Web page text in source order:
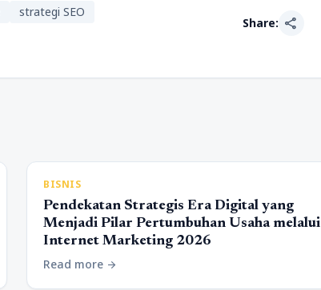
strategi SEO
Share: share
BISNIS
Pendekatan Strategis Era Digital yang
Menjadi Pilar Pertumbuhan Usaha melalui
Internet Marketing 2026
Read more arrow_forward